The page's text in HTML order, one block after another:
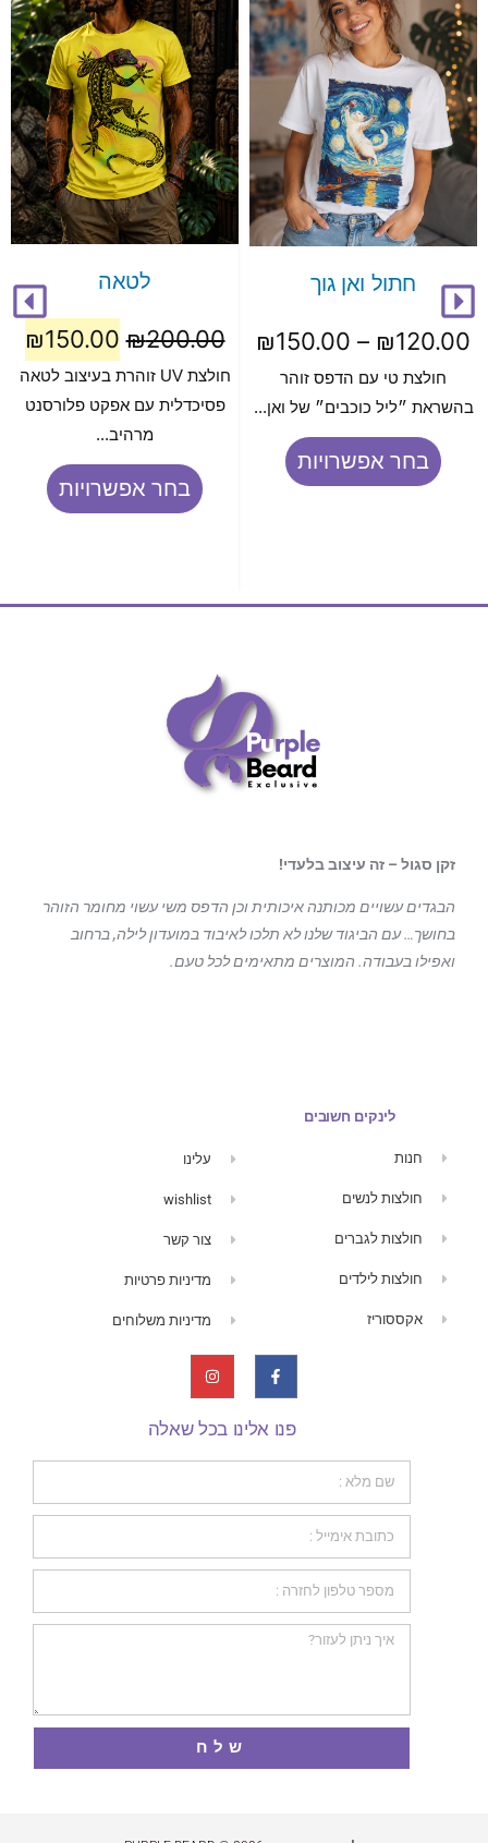
חתול ואן גוך
₪120.00
–
₪150.00
חולצת טי עם הדפס זוהר
בהשראת ״ליל כוכבים״ של ואן...
בחר אפשרויות
לטאה
₪200.00
₪150.00
חולצת UV זוהרת בעיצוב לטאה
פסיכדלית עם אפקט פלורסנט
מרהיב...
בחר אפשרויות
זקן סגול – זה עיצוב בלעדי!
הבגדים עשויים מכותנה איכותית וכן הדפס משי עשוי מחומר הזוהר
בחושך… עם הביגודשלנו לא תלכו לאיבוד במועדון לילה, ברחוב
ואפילו בעבודה. המוצרים מתאימים לכל טעם.
לינקים חשובים
חנות
חולצות לנשים
חולצות לגברים
חולצות לילדים
אקססוריז
עלינו
wishlist
צור קשר
מדיניות פרטיות
מדיניות משלוחים
פנו אלינו בכל שאלה
שלח